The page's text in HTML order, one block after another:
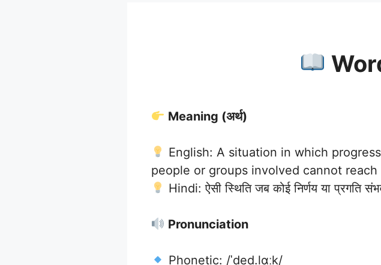
Meaning (अर्थ)
English: A situation in which
people or groups involved cannot reach
Hindi: ऐसी स्थिति जब कोई निर्णय या प्रगति
Pronunciation
Phonetic: /ˈded.lɑːk/